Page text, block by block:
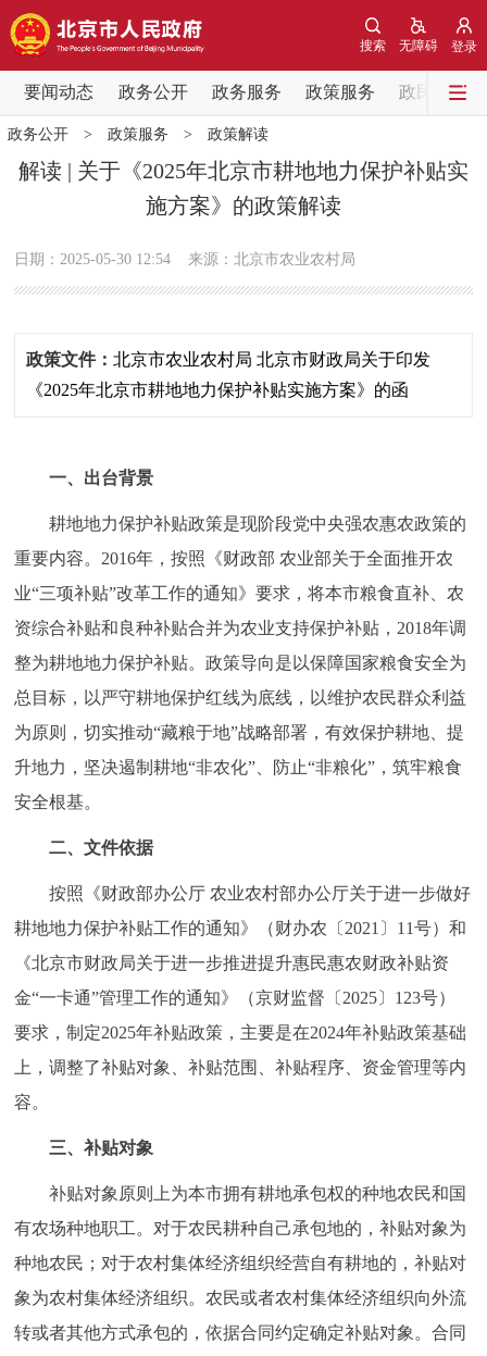
登录
无障碍
搜索
要闻动态 政务公开 政务服务 政策服务 政民互动
要闻动态
党中央精神 国务院信息
会议信息
市领导 机构职能 政策服务
决策公开 专题公开
政务服务
个人服务 法人服务 部门服务
便民服务 利企服务 投资项目
政民互动
参与调查 在线访谈 图说互动
北京概况 十六区概览 人文北京
多语种
한국어
ESPAÑOL العربية PORTUGUÊS
政务公开> 政策服务 > 政策解读
解读 | 关于《2025年北京市耕地地力保护补贴实
施方案》的政策解读
日期：2025-05-30 12:54 来源：北京市农业农村局
政策文件：北京市农业农村局 北京市财政局关于印发
《2025年北京市耕地地力保护补贴实施方案》的函
一、出台背景
耕地地力保护补贴政策是现阶段党中央强农惠农政策的
重要内容。2016年，按照《财政部 农业部关于全面推开农
业“三项补贴”改革工作的通知》要求，将本市粮食直补、农
资综合补贴和良种补贴合并为农业支持保护补贴，2018年调
整为耕地地力保护补贴。政策导向是以保障国家粮食安全为
总目标，以严守耕地保护红线为底线，以维护农民群众利益
为原则，切实推动“藏粮于地”战略部署，有效保护耕地、提
升地力，坚决遏制耕地“非农化”、防止“非粮化”，筑牢粮食
安全根基。
二、文件依据
按照《财政部办公厅 农业农村部办公厅关于进一步做好
耕地地力保护补贴工作的通知》（财办农〔2021〕11号）和
《北京市财政局关于进一步推进提升惠民惠农财政补贴资
金“一卡通”管理工作的通知》（京财监督〔2025〕123号）
要求，制定2025年补贴政策，主要是在2024年补贴政策基础
上，调整了补贴对象、补贴范围、补贴程序、资金管理等内
容。
三、补贴对象
补贴对象原则上为本市拥有耕地承包权的种地农民和国
有农场种地职工。对于农民耕种自己承包地的，补贴对象为
种地农民；对于农村集体经济组织经营自有耕地的，补贴对
象为农村集体经济组织。农民或者农村集体经济组织向外流
转或者其他方式承包的，依据合同约定确定补贴对象。合同